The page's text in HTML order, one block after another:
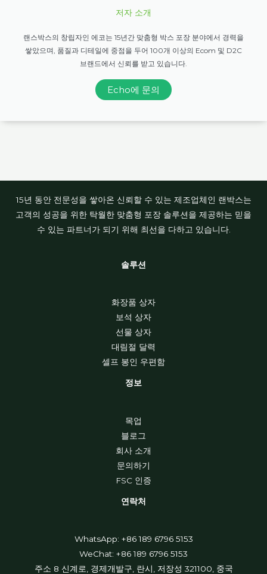
저자 소개
랜스박스의 창립자인 에코는 15년간 맞춤형 박스 포장 분야에서 경력을
쌓았으며, 품질과 디테일에 중점을 두어 100개 이상의 Ecom 및 D2C
브랜드에서 신뢰를 받고 있습니다.
Echo에 문의
15년 동안 전문성을 쌓아온 신뢰할 수 있는 제조업체인 랜박스는
고객의 성공을 위한 탁월한 맞춤형 포장 솔루션을 제공하는 믿을
수 있는 파트너가 되기 위해 최선을 다하고 있습니다.
솔루션
화장품 상자
보석 상자
선물 상자
대림절 달력
셀프 봉인 우편함
정보
목업
블로그
회사 소개
문의하기
FSC 인증
연락처
WhatsApp: +86 189 6796 5153
WeChat: +86 189 6796 5153
주소 8 신계로, 경제개발구, 란시, 저장성 321100, 중국